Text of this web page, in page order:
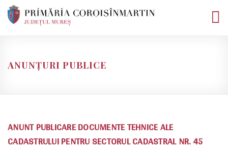
Skip
ANUNȚURI PUBLICE
ANUNT PUBLICARE DOCUMENTE TEHNICE ALE
CADASTRULUI PENTRU SECTORUL CADASTRAL NR. 45